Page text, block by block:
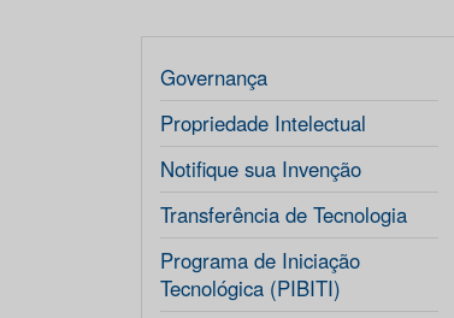
Governança
Propriedade Intelectual
Notifique sua Invenção
Transferência de Tecnologia
Programa de Iniciação
Tecnológica (PIBITI)